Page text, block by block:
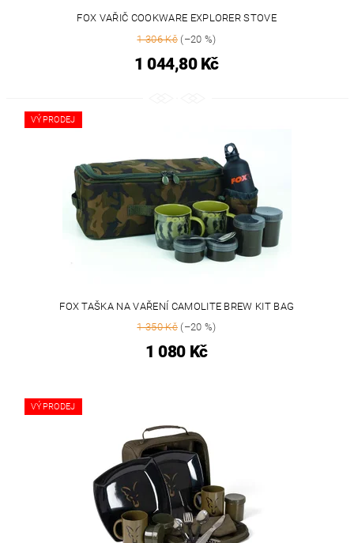
FOX VAŘIČ COOKWARE EXPLORER STOVE
1 306 Kč (–20 %)
1 044,80 Kč
VÝPRODEJ
FOX TAŠKA NA VAŘENÍ CAMOLITE BREW KIT BAG
1 350 Kč (–20 %)
1 080 Kč
VÝPRODEJ